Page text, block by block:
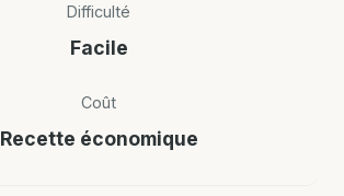
Difficulté
Facile
Coût
Recette économique